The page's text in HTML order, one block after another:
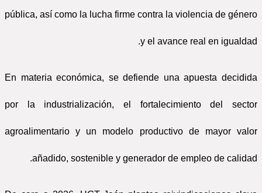
pública, así como la lucha firme contra la violencia de género
y el avance real en igualdad.
En materia económica, se defiende una apuesta decidida
por la industrialización, el fortalecimiento del sector
agroalimentario y un modelo productivo de mayor valor
añadido, sostenible y generador de empleo de calidad.